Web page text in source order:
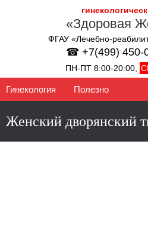
«Здоровая
ФГАУ «Лечебно-
☎ +7(499) 450-
ПН-ПТ 8:00-20:00,
Гинекология Полезно
Женский дворянский